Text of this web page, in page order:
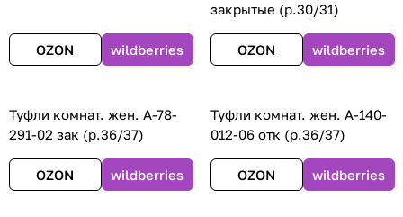
OZON wildberries
закрытые (р.30/31)
OZON wildberries
Туфли комнат. жен. А-78-
291-02 зак (р.36/37)
OZON wildberries
Туфли комнат. жен. А-140-
012-06 отк (р.36/37)
OZON wildberries